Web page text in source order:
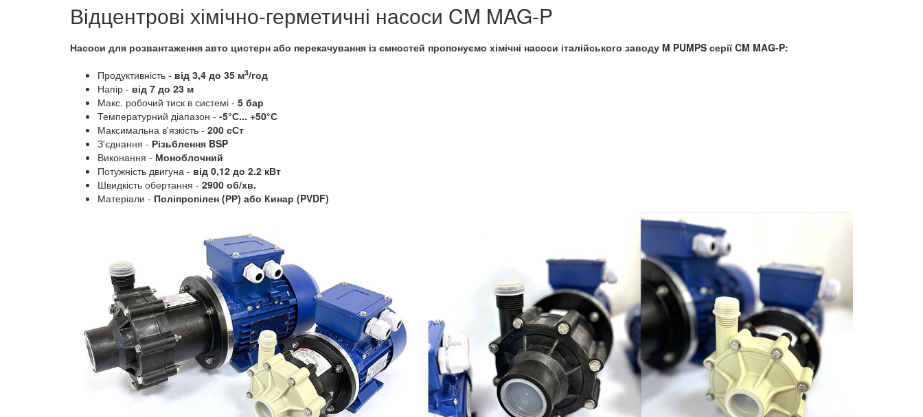
Відцентрові хімічно-герметичні насоси CM MAG-P
Насоси для розвантаження авто цистерн або перекачування із ємностей пропонуємо хімічні насоси італійського заводу M PUMPS серії CM MAG-P:
Продуктивність - від 3,4 до 35 м3/год
Напір - від 7 до 23 м
Макс. робочий тиск в системі - 5 бар
Температурний діапазон - -5°С... +50°С
Максимальна в'язкість - 200 сСт
З'єднання - Різьблення BSP
Виконання - Моноблочний
Потужність двигуна - від 0,12 до 2.2 кВт
Швидкість обертання - 2900 об/хв.
Матеріали - Поліпропілен (РР) або Кинар (PVDF)